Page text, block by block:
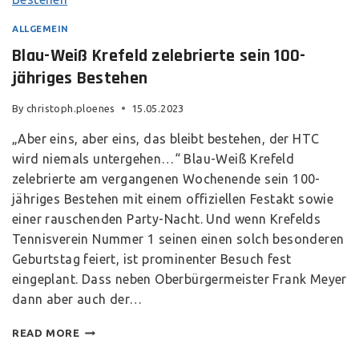
ALLGEMEIN
Blau-Weiß Krefeld zelebrierte sein 100-
jähriges Bestehen
By christoph.ploenes 15.05.2023
„Aber eins, aber eins, das bleibt bestehen, der HTC
wird niemals untergehen…“ Blau-Weiß Krefeld
zelebrierte am vergangenen Wochenende sein 100-
jähriges Bestehen mit einem offiziellen Festakt sowie
einer rauschenden Party-Nacht. Und wenn Krefelds
Tennisverein Nummer 1 seinen einen solch besonderen
Geburtstag feiert, ist prominenter Besuch fest
eingeplant. Dass neben Oberbürgermeister Frank Meyer
dann aber auch der…
READ MORE